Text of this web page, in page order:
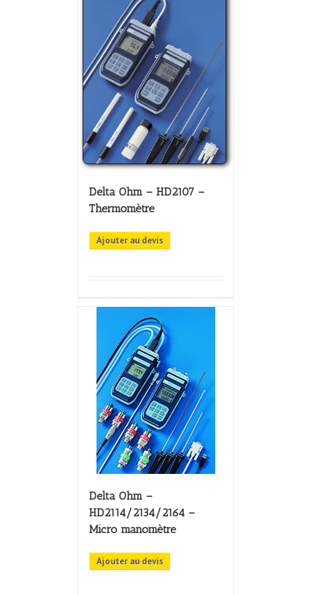
Delta Ohm – HD2107 –
Thermomètre
Ajouter au devis
Delta Ohm –
HD2114/2134/2164 –
Micro manomètre
Ajouter au devis